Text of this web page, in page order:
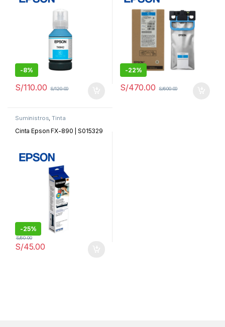
-8%
S/110.00 S/120.00
-22%
S/470.00 S/600.00
Suministros,Tinta
Cinta Epson FX-890 | S015329
-25%
S/45.00
S/60.00